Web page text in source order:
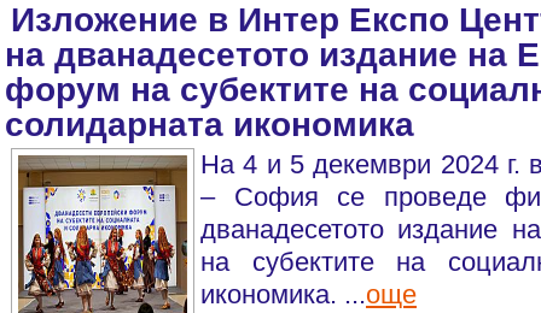
Изложение в Интер Експо
на дванадесетото издание на
форум на субектите на
солидарната икономика
На 4 и 5 декември 2024 г.
– София се проведе
дванадесетото издание
на субектите на
икономика. ...още